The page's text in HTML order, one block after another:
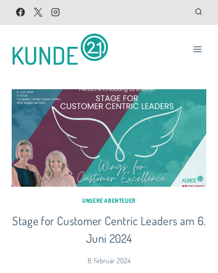
Inhalt
UNSERE ABENTEUER
Stage for Customer Centric Leaders am 6.
Juni 2024
8. Februar 2024